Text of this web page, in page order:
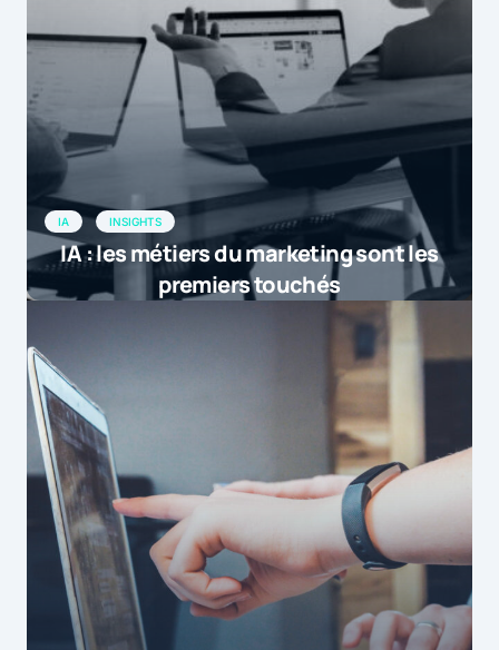
IA INSIGHTS
IA : les métiers du marketing sont les
premiers touchés